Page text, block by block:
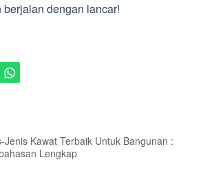
dengan lancar!
Jenis Kawat Terbaik Untuk Bangunan :
Lengkap